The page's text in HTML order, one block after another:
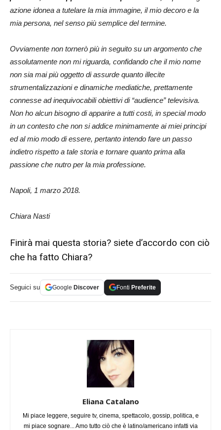
azione idonea a tutelare la mia immagine, il mio decoro e la
mia persona, nel senso più semplice del termine.
Ovviamente non tornerò più in seguito su un argomento che
assolutamente non mi riguarda, confidando che il mio nome
non sia mai più oggetto di assurde quanto illecite
strumentalizzazioni e dinamiche mediatiche, prettamente
connesse ad inequivocabili obiettivi di “audience” televisiva.
Non ho alcun bisogno di apparire a tutti costi, in special modo
in un contesto che non si addice minimamente ai miei principi
ed al mio modo di essere, pertanto intendo fare un passo
indietro rispetto a tale storia e tornare quanto prima alla
passione che nutro per la mia professione.
Napoli, 1 marzo 2018.
Chiara Nasti
Finirà mai questa storia? siete d’accordo con ciò
che ha fatto Chiara?
Seguici su Google Discover Fonti Preferite
Eliana Catalano
Mi piace leggere, seguire tv, cinema, spettacolo, gossip, politica, e
mi piace sognare... Amo tutto ciò che è latino/americano infatti via